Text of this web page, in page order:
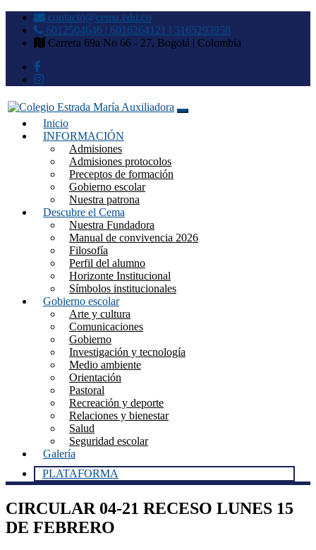
contacto@cema.edu.co
6012504646 | 6016264121 | 3165293958
Carrera 69a No 66 - 27, Bogotá | Colombia
Colegio Estrada María
Auxiliadora
Inicio
INFORMACIÓN
Admisiones
Admisiones protocolos
Preceptos de formación
Gobierno escolar
Nuestra patrona
Descubre el Cema
Nuestra Fundadora
Manual de convivencia 2026
Filosofía
Perfil del alumno
Horizonte Institucional
Símbolos institucionales
Gobierno escolar
Arte y cultura
Comunicaciones
Gobierno
Investigación y tecnología
Medio ambiente
Orientación
Pastoral
Recreación y deporte
Relaciones y bienestar
Salud
Seguridad escolar
Galería
PLATAFORMA
CIRCULAR 04-21 RECESO LUNES 15
DE FEBRERO